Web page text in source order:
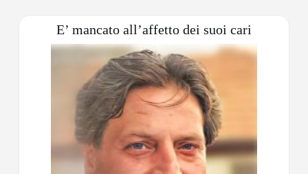
E’ mancato all’affetto dei suoi cari